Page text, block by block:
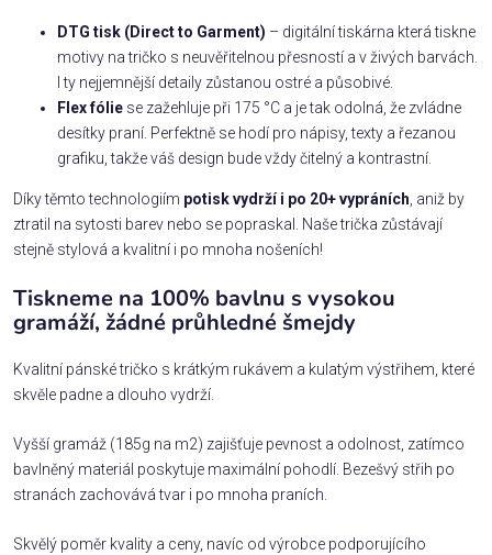
DTG tisk (Direct to Garment) – digitální tiskárna která tiskne
motivy na tričko s neuvěřitelnou přesností a v živých barvách.
I ty nejjemnější detaily zůstanou ostré a působivé.
Flex fólie se zažehluje při 175 °C a je tak odolná, že zvládne
desítky praní. Perfektně se hodí pro nápisy, texty a řezanou
grafiku, takže váš design bude vždy čitelný a kontrastní.
Díky těmto technologiím potisk vydrží i po 20+ vypráních, aniž by
ztratil na sytosti barev nebo se popraskal. Naše trička zůstávají
stejně stylová a kvalitní i po mnoha nošeních!
Tiskneme na 100% bavlnu s vysokou
gramáží, žádné průhledné šmejdy
Kvalitní pánské tričko s krátkým rukávem a kulatým výstřihem, které
skvěle padne a dlouho vydrží.
Vyšší gramáž (185g na m2) zajišťuje pevnost a odolnost, zatímco
bavlněný materiál poskytuje maximální pohodlí. Bezešvý střih po
stranách zachovává tvar i po mnoha praních.
Skvělý poměr kvality a ceny, navíc od výrobce podporujícího